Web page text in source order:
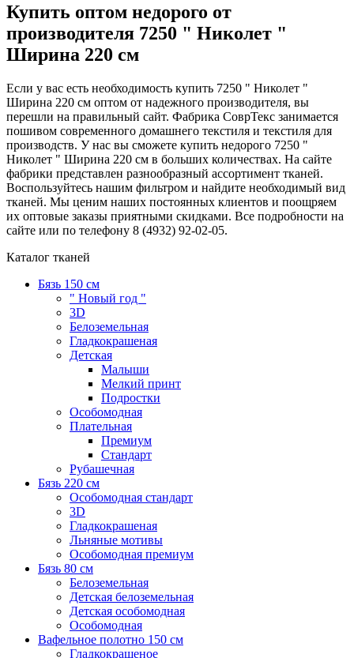
Купить оптом недорого от
производителя 7250 " Николет "
Ширина 220 см
Если у вас есть необходимость купить 7250 " Николет "
Ширина 220 см оптом от надежного производителя, вы
перешли на правильный сайт. Фабрика СоврТекс занимается
пошивом современного домашнего текстиля и текстиля для
производств. У нас вы сможете купить недорого 7250 "
Николет " Ширина 220 см в больших количествах. На сайте
фабрики представлен разнообразный ассортимент тканей.
Воспользуйтесь нашим фильтром и найдите необходимый вид
тканей. Мы ценим наших постоянных клиентов и поощряем
их оптовые заказы приятными скидками. Все подробности на
сайте или по телефону 8 (4932) 92-02-05.
Каталог тканей
Бязь 150 см
" Новый год "
3D
Белоземельная
Гладкокрашеная
Детская
Малыши
Мелкий принт
Подростки
Особомодная
Плательная
Премиум
Стандарт
Рубашечная
Бязь 220 см
Особомодная стандарт
3D
Гладкокрашеная
Льняные мотивы
Особомодная премиум
Бязь 80 см
Белоземельная
Детская белоземельная
Детская особомодная
Особомодная
Вафельное полотно 150 см
Гладкокрашеное